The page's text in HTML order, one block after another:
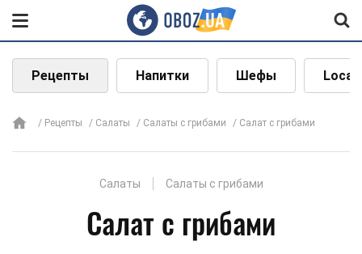
Рецепты Напитки Шефы Local
Рецепты Салаты Салаты с грибами Салат с грибами
Салаты Салаты с грибами
Салат с грибами